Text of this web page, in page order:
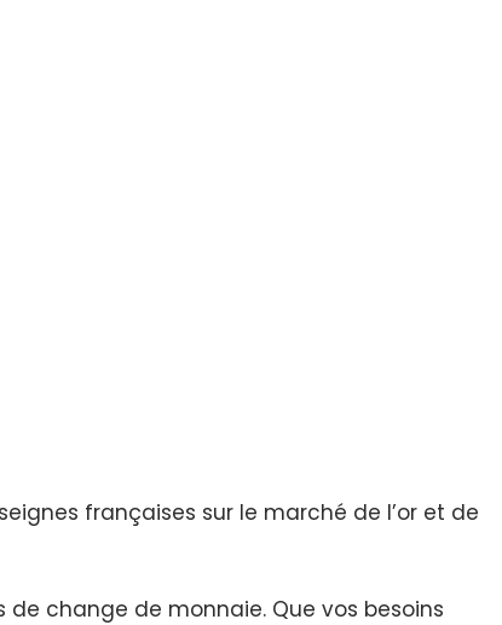
françaises sur le marché de l’or et de
change de monnaie. Que vos besoins